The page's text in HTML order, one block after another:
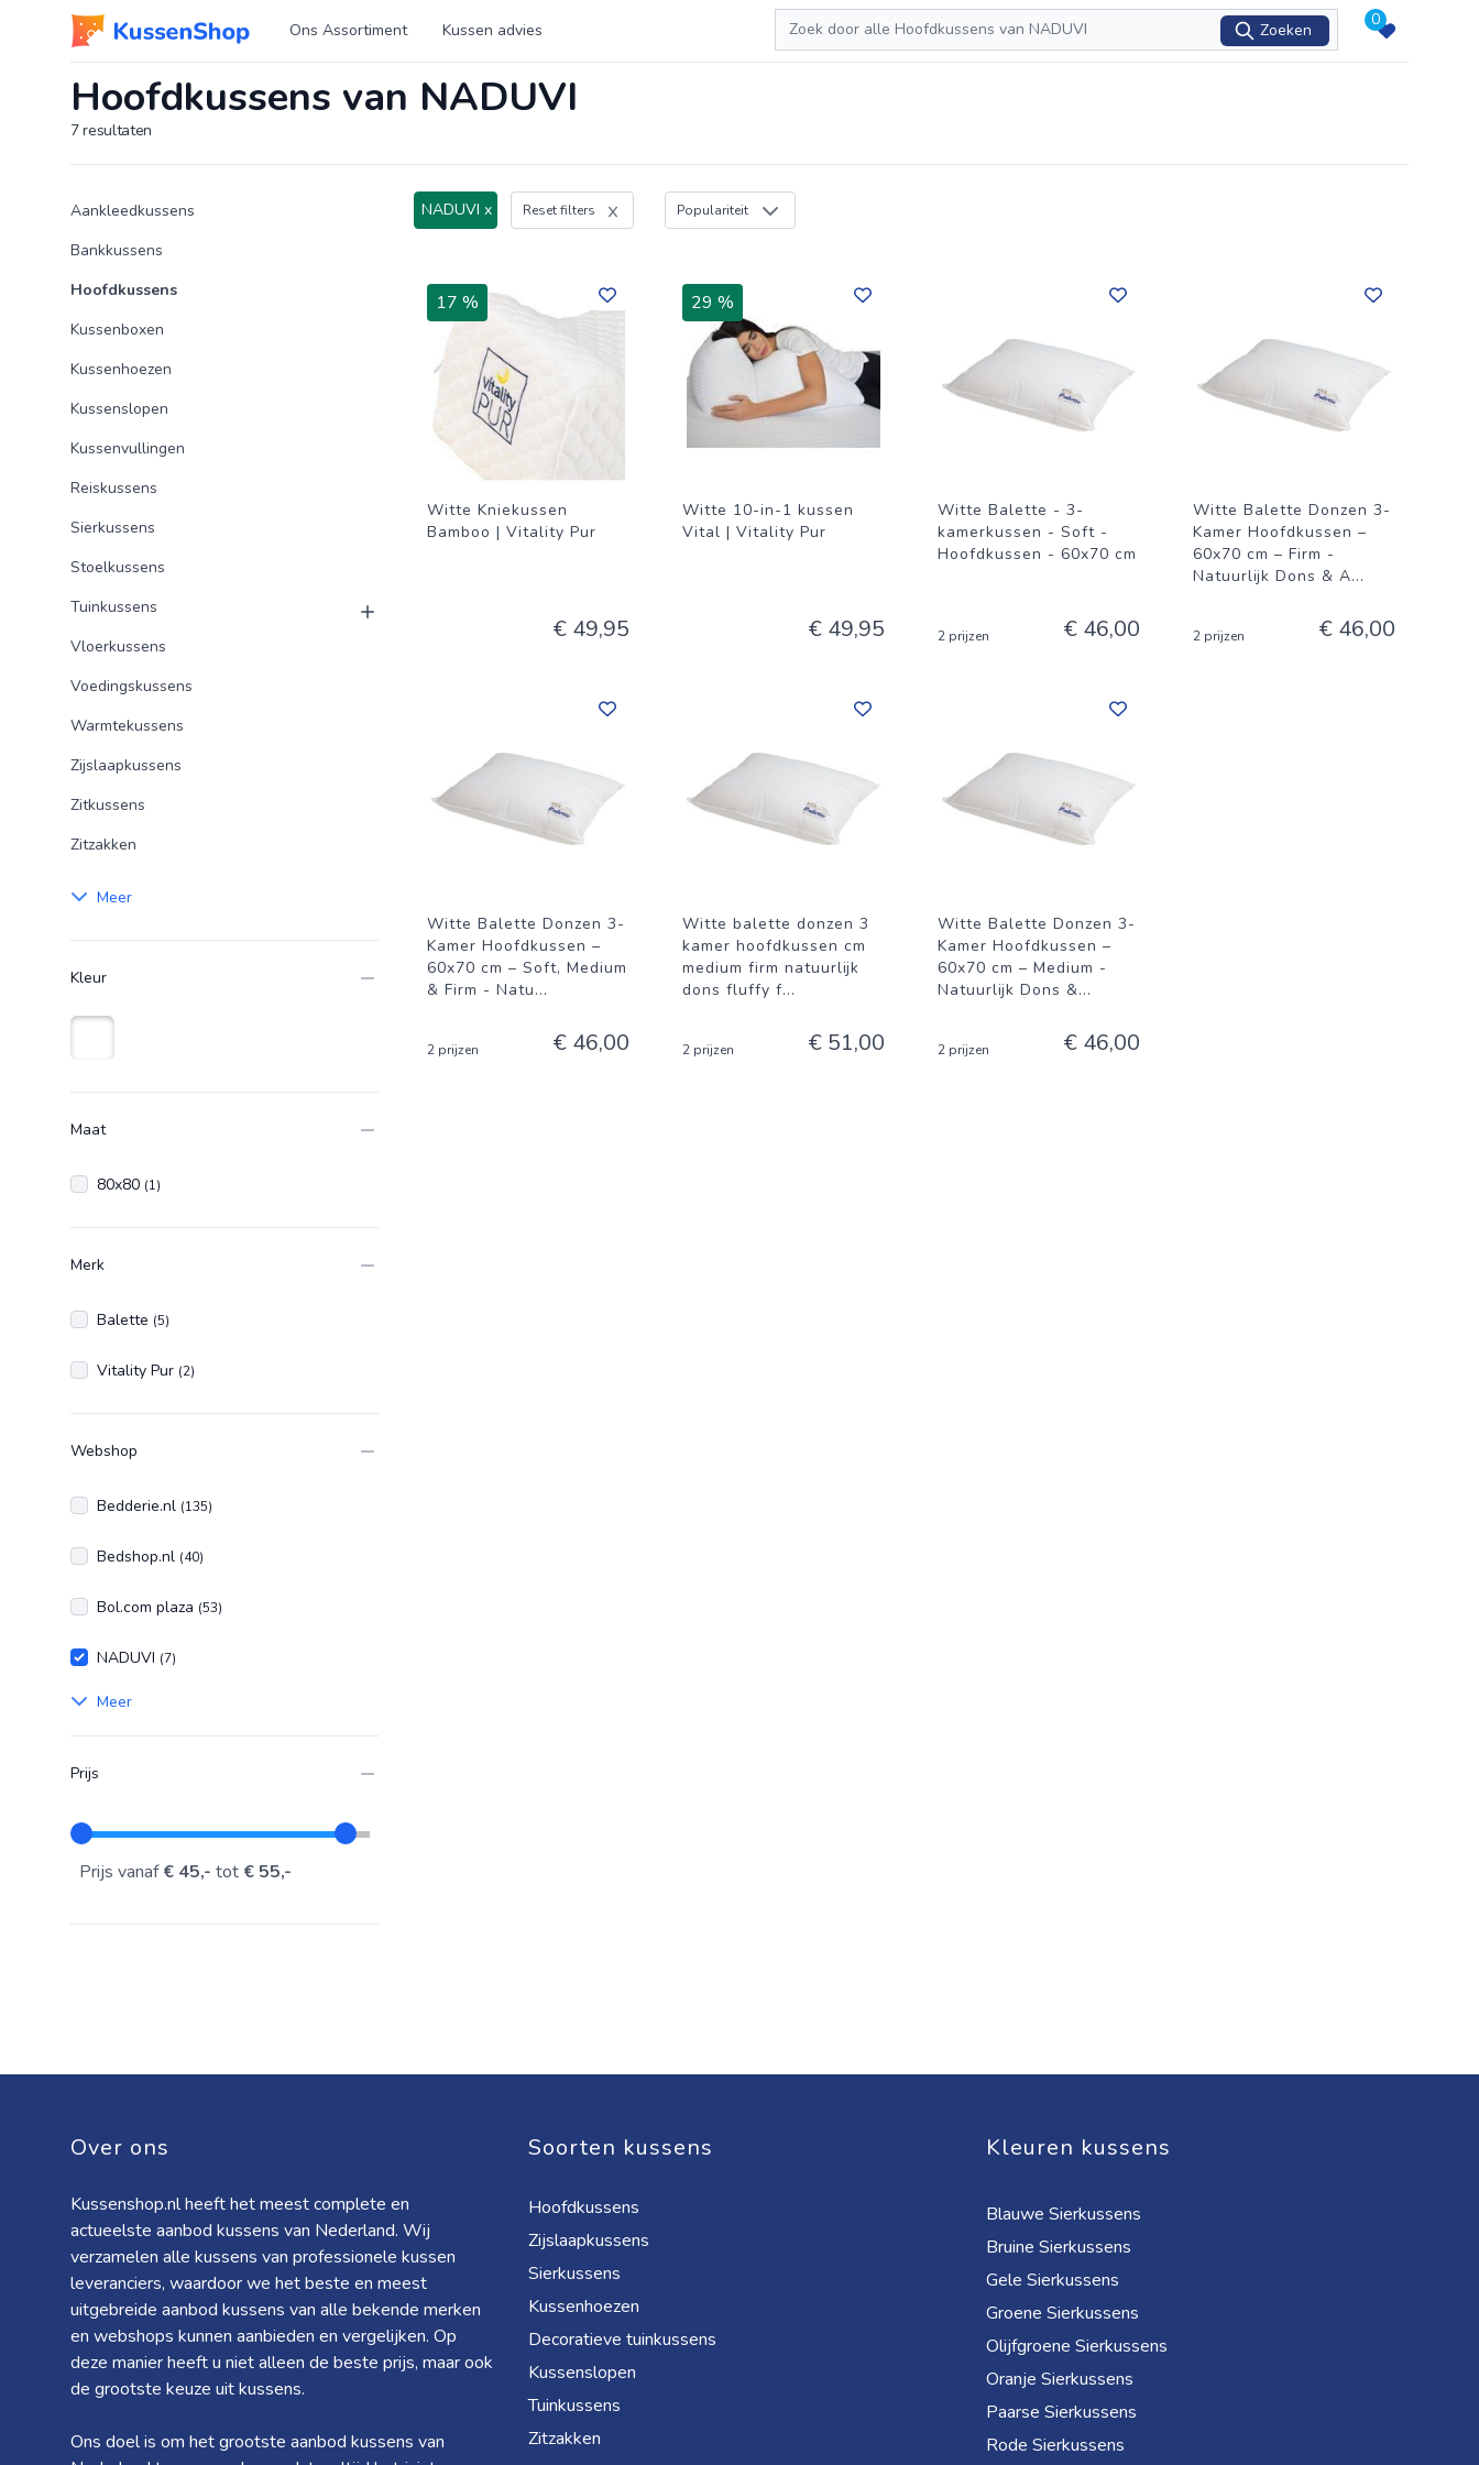
Logo www.kussenshop.nl Ons Assortiment Kussen advies
Zoeken
Zoeken
0
Hoofdkussens van NADUVI
7resultaten
Producten
Product categorieën
Aankleedkussens
Bankkussens
Hoofdkussens
Kussenboxen
Kussenhoezen
Kussenslopen
Kussenvullingen
Reiskussens
Sierkussens
Stoelkussens
Tuinkussens
Vloerkussens
Voedingskussens
Warmtekussens
Zijslaapkussens
Zitkussens
Zitzakken
Meer
Kleur
Maat
80x80 (1)
Merk
Balette (5)
Vitality Pur (2)
Webshop
Bedderie.nl (135)
Bedshop.nl (40)
Bol.com plaza (53)
NADUVI (7)
Meer
Prijs
Prijs vanaf€ 45,- tot € 55,-
NADUVI x Reset filters Populariteit
17 %
Witte Kniekussen
Bamboo | Vitality Pur
€ 49,95
29 %
Witte 10-in-1 kussen
Vital | Vitality Pur
€ 49,95
Witte Balette - 3-
kamerkussen - Soft -
Hoofdkussen - 60x70 cm
2 prijzen € 46,00
Witte Balette Donzen 3-
Kamer Hoofdkussen –
60x70 cm – Firm -
Natuurlijk Dons & A...
2 prijzen € 46,00
Witte Balette Donzen 3-
Kamer Hoofdkussen –
60x70 cm – Soft, Medium
& Firm - Natu...
2 prijzen € 46,00
Witte balette donzen 3
kamer hoofdkussen cm
medium firm natuurlijk
dons fluffy f...
2 prijzen € 51,00
Witte Balette Donzen 3-
Kamer Hoofdkussen –
60x70 cm – Medium -
Natuurlijk Dons &...
2 prijzen € 46,00
Over ons
Kussenshop.nl heeft het meest complete en
actueelste aanbod kussens van Nederland. Wij
verzamelen alle kussens van professionele kussen
leveranciers, waardoor we het beste en meest
uitgebreide aanbod kussens van alle bekende merken
en webshops kunnen aanbieden en vergelijken. Op
deze manier heeft u niet alleen de beste prijs, maar ook
de grootste keuze uit kussens.
Ons doel is om het grootste aanbod kussens van
Soorten kussens
Hoofdkussens
Zijslaapkussens
Sierkussens
Kussenhoezen
Decoratieve tuinkussens
Kussenslopen
Tuinkussens
Zitzakken
Kleuren kussens
Blauwe Sierkussens
Bruine Sierkussens
Gele Sierkussens
Groene Sierkussens
Olijfgroene Sierkussens
Oranje Sierkussens
Paarse Sierkussens
Rode Sierkussens